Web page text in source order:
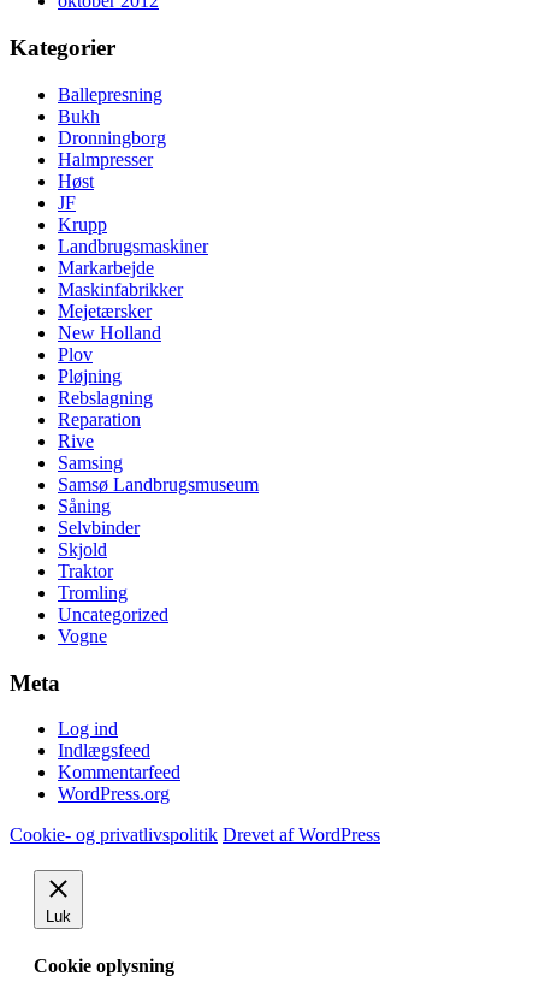
Kategorier
Ballepresning
Bukh
Dronningborg
Halmpresser
Høst
JF
Krupp
Landbrugsmaskiner
Markarbejde
Maskinfabrikker
Mejetærsker
New Holland
Plov
Pløjning
Rebslagning
Reparation
Rive
Samsing
Samsø Landbrugsmuseum
Såning
Selvbinder
Skjold
Traktor
Tromling
Uncategorized
Vogne
Meta
Log ind
Indlægsfeed
Kommentarfeed
WordPress.org
Cookie- og privatlivspolitik Drevet af WordPress
Luk
Cookie oplysning